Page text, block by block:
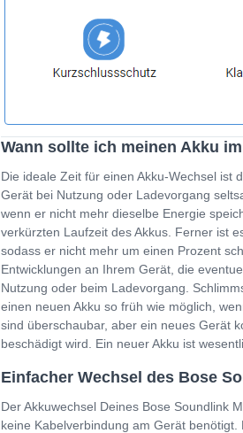
Wann sollte ich meinen Akku
Die ideale Zeit für einen Akku-Wechsel ist
Gerät bei Nutzung oder Ladevorgang
wenn er nicht mehr dieselbe Energie
verkürzten Laufzeit des Akkus. Ferner ist
sodass er nicht mehr um einen Prozent
Entwicklungen an Ihrem Gerät, die
Nutzung oder beim Ladevorgang.
einen neuen Akku so früh wie möglich,
sind überschaubar, aber ein neues Gerät
beschädigt wird. Ein neuer Akku ist
Einfacher Wechsel des Bose
Der Akkuwechsel Deines Bose Soundlink
keine Kabelverbindung am Gerät